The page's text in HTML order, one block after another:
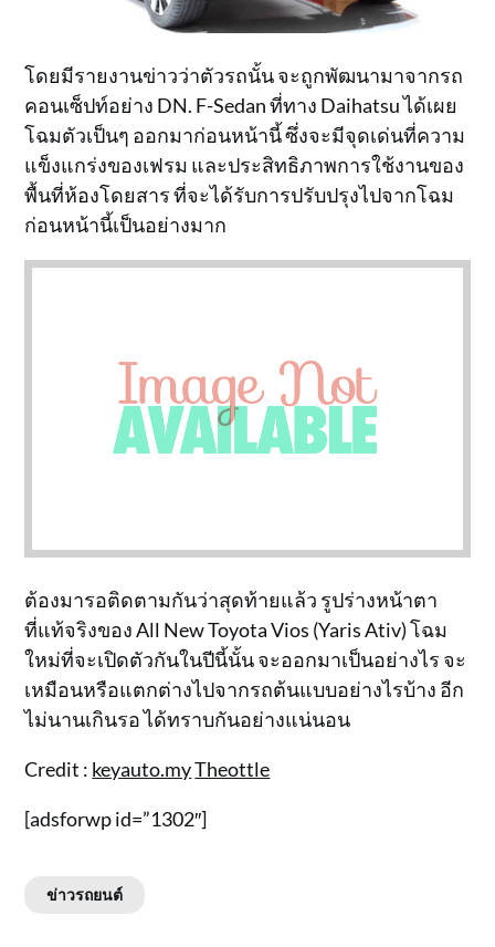
โดยมีรายงานข่าวว่าตัวรถนั้น จะถูกพัฒนามาจากรถ
คอนเซ็ปท์อย่าง DN. F-Sedan ที่ทาง Daihatsu ได้เผย
โฉมตัวเป็นๆ ออกมาก่อนหน้านี้ ซึ่งจะมีจุดเด่นที่ความ
แข็งแกร่งของเฟรม และประสิทธิภาพการใช้งานของ
พื้นที่ห้องโดยสาร ที่จะได้รับการปรับปรุงไปจากโฉม
ก่อนหน้านี้เป็นอย่างมาก
ต้องมารอติดตามกันว่าสุดท้ายแล้ว รูปร่างหน้าตา
ที่แท้จริงของ All New Toyota Vios (Yaris Ativ) โฉม
ใหม่ที่จะเปิดตัวกันในปีนี้นั้น จะออกมาเป็นอย่างไร จะ
เหมือนหรือแตกต่างไปจากรถต้นแบบอย่างไรบ้าง อีก
ไม่นานเกินรอ ได้ทราบกันอย่างแน่นอน
Credit : keyauto.myTheottle
[adsforwp id=”1302″]
ข่าวรถยนต์